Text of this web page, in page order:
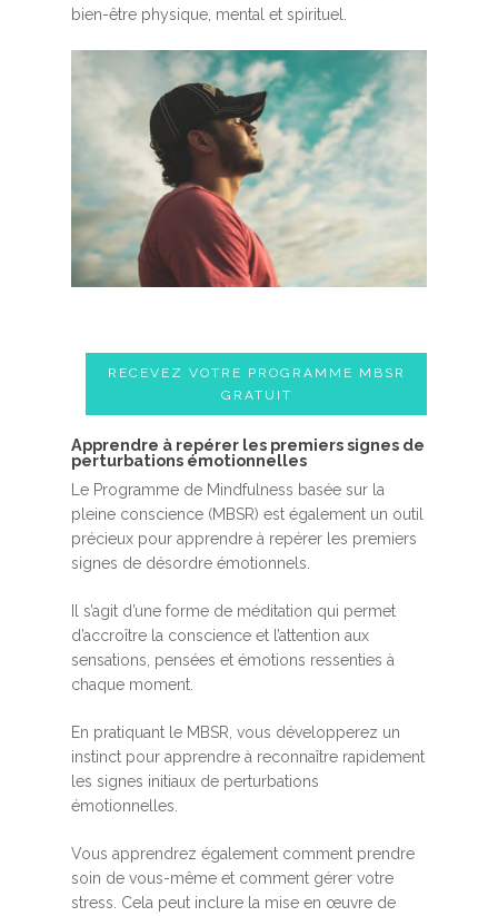
bien-être physique, mental et spirituel.
RECEVEZ VOTRE PROGRAMME MBSR
GRATUIT
A​pprendre à repérer les premiers signes de
perturbations émotionnelles
Le Programme de Mindfulness basée sur la
pleine conscience (MBSR) est également un outil
précieux pour apprendre à repérer les premiers
signes de désordre émotionnels.
Il s’agit d’une forme de méditation qui permet
d’accroître la conscience et l’attention aux
sensations, pensées et émotions ressenties à
chaque moment.
En pratiquant le MBSR, vous développerez un
instinct pour apprendre à reconnaître rapidement
les signes initiaux de perturbations
émotionnelles.
Vous apprendrez également comment prendre
soin de vous-même et comment gérer votre
stress. Cela peut inclure la mise en œuvre de